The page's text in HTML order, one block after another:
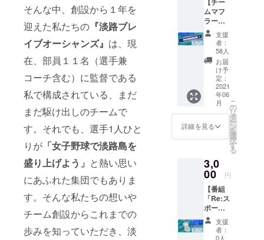
そんな中、創設から１年を
迎えた私たちの 『淡路ブレ
イブオーシャンズ』 は、現
在、部員１１名（選手兼
コーチ含む）に監督である
私で構成されている、まだ
まだ駆け出しのチームで
す。それでも、選手1人ひと
りが 「女子野球で淡路島を
盛り上げよう」 と熱い思い
にあふれた集団でもありま
す。そんな私たちの想いや
チーム創設からこれまでの
歩みを知っていただき、淡
添うプロ
ジェクトで
す。またプ
ロジェクト
と連携し
て、朝日放
送テレビ
（関西ロー
カル）にて
新番組がス
スポーツ」
（2021年1月
11日～3月29
日／毎週月
曜深夜OA予
定）
になり
ます ◎
チーム
横断幕
への支
援者の
お名前
入れ
（希望
者の
み）
・支
援者の
お名前
の横断
幕を作
成
※お名前
の大き
さは支
援額に
応じる
ムマフ
ラータ
オル
セッ
ト】 ◎
チーム
マフ
ラータ
オル
・サ
イズ：
約
H14cm
×
W100c
デザイ
ン：前
面のみ
◎チー
ム横断
幕への
支援者
のお名
前入れ
支援
者：
58人
お届
け予
定：
2021
年06
月
詳細を見る
こ
の
リ
タ
ー
ン
を
選
択
す
る
3,0
00 円
【番組
「Re:ス
ポー
ツ」オ
リジナ
ルグッ
支援
者：
0人